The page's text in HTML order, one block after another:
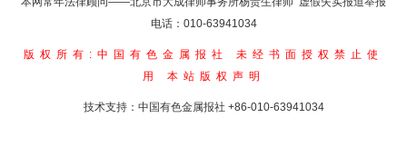
电话：010-63941034
版权所有:中国有色金属报社
未经书面授权禁止使
用 本站版权声明
技术支持：中国有色金属报社 +86-010-63941034